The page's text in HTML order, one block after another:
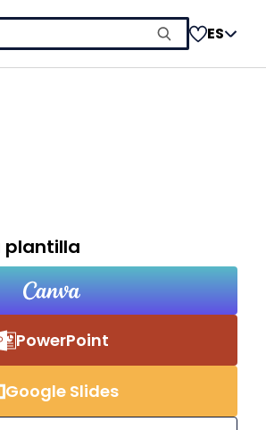
ES
plantilla
PowerPoint
Google Slides